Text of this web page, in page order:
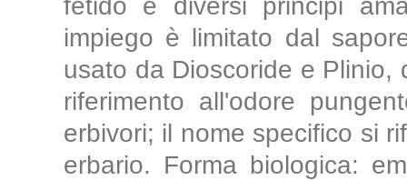
fetido e diversi principi
impiego è limitato dal
usato da Dioscoride e Plinio,
riferimento all'odore
erbivori; il nome specifico si
erbario. Forma biologica: